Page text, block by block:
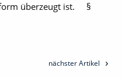
überzeugt ist. §
nächster Artikel